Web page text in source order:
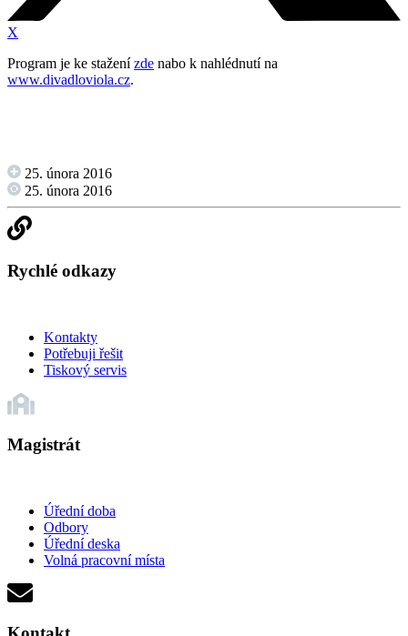
X
Program je ke staženízde nabo k nahlédnutí na
www.divadloviola.cz.
25. února 2016
25. února 2016
Rychlé odkazy
Kontakty
Potřebuji řešit
Tiskový servis
Magistrát
Úřední doba
Odbory
Úřední deska
Volná pracovní místa